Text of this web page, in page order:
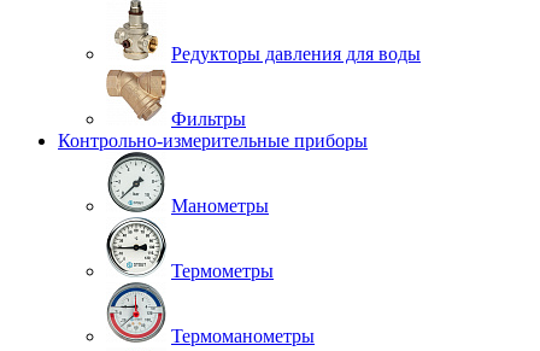
Редукторы давления для воды
Фильтры
Контрольно-измерительные приборы
Манометры
Термометры
Термоманометры